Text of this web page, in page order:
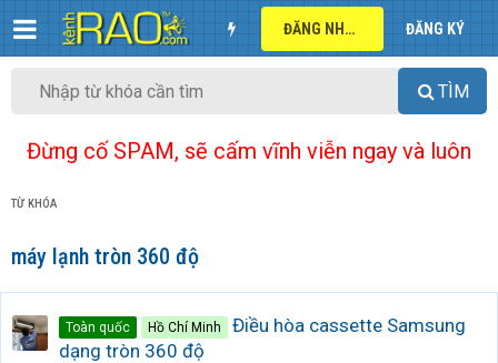
ĐĂNG NHẬP ĐĂNG KÝ
TÌM
Đừng cố SPAM, sẽ cấm vĩnh viễn ngay và luôn
TỪ KHÓA
máy lạnh tròn 360 độ
Toàn quốc Hồ Chí Minh
Điều hòa cassette Samsung
dạng tròn 360 độ